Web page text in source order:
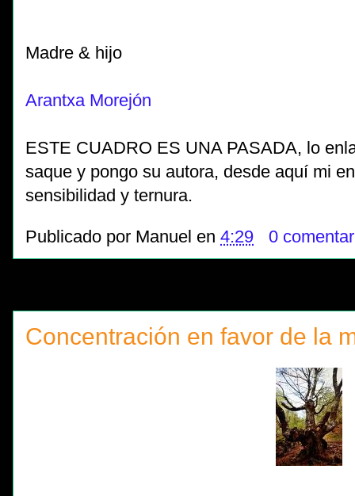
Madre & hijo
Arantxa Morejón
ESTE CUADRO ES UNA PASADA, lo
saque y pongo su autora, desde aquí mi
sensibilidad y ternura.
Publicado por Manuel en 4:29 0
Concentración en favor de la